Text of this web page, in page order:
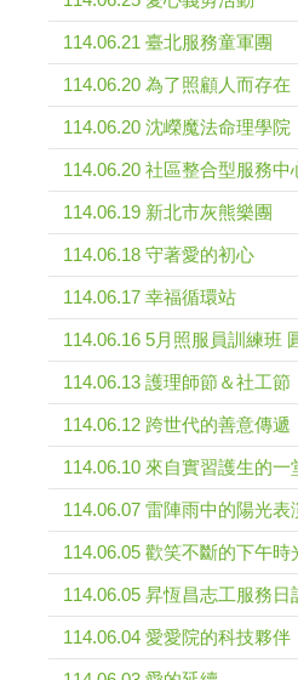
114.06.21 臺北服務童軍團
114.06.20 為了照顧人而存在
114.06.20 沈嶸魔法命理學院
114.06.20 社區整合型服務中
114.06.19 新北市灰熊樂團
114.06.18 守著愛的初心
114.06.17 幸福循環站
114.06.16 5月照服員訓練班
114.06.13 護理師節＆社工節
114.06.12 跨世代的善意傳遞
114.06.10 來自實習護生的一
114.06.07 雷陣雨中的陽光表
114.06.05 歡笑不斷的下午時
114.06.05 昇恆昌志工服務日
114.06.04 愛愛院的科技夥伴